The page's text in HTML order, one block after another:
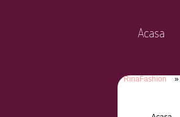
Acasa
RinaFashion